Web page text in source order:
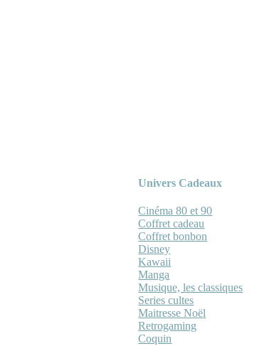
Univers Cadeaux
Cinéma 80 et 90
Coffret cadeau
Coffret bonbon
Disney
Kawaii
Manga
Musique, les classiques
Series cultes
Maitresse Noël
Retrogaming
Coquin